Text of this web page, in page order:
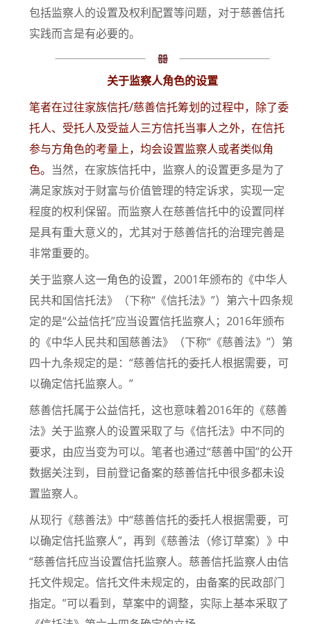
包括监察人的设置及权利配置等问题，对于慈善信托
实践而言是有必要的。
关于监察人角色的设置
笔者在过往家族信托/慈善信托筹划的过程中，除了委
托人、受托人及受益人三方信托当事人之外，在信托
参与方角色的考量上，均会设置监察人或者类似角
色。 当然，在家族信托中，监察人的设置更多是为了
满足家族对于财富与价值管理的特定诉求，实现一定
程度的权利保留。而监察人在慈善信托中的设置同样
是具有重大意义的，尤其对于慈善信托的治理完善是
非常重要的。
关于监察人这一角色的设置，2001年颁布的《中华人
民共和国信托法》（下称“《信托法》”）第六十四条规
定的是“公益信托”应当设置信托监察人；2016年颁布
的《中华人民共和国慈善法》（下称“《慈善法》”）第
四十九条规定的是：“慈善信托的委托人根据需要，可
以确定信托监察人。”
慈善信托属于公益信托，这也意味着2016年的《慈善
法》关于监察人的设置采取了与《信托法》中不同的
要求，由应当变为可以。笔者也通过“慈善中国”的公开
数据关注到，目前登记备案的慈善信托中很多都未设
置监察人。
从现行《慈善法》中“慈善信托的委托人根据需要，可
以确定信托监察人”，再到《慈善法（修订草案）》中
“慈善信托应当设置信托监察人。慈善信托监察人由信
托文件规定。信托文件未规定的，由备案的民政部门
指定。”可以看到，草案中的调整，实际上基本采取了